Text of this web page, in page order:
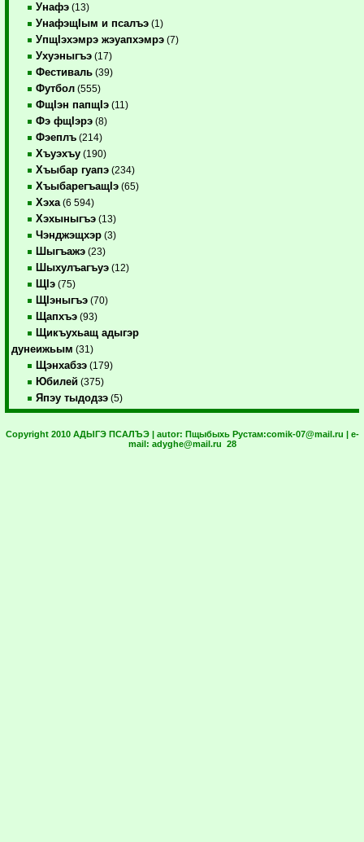
Унафэ (13)
УнафэщIым и псалъэ (1)
УпщIэхэмрэ жэуапхэмрэ (7)
Ухуэныгъэ (17)
Фестиваль (39)
Футбол (555)
ФщIэн папщIэ (11)
Фэ фщIэрэ (8)
Фэеплъ (214)
Хъуэхъу (190)
Хъыбар гуапэ (234)
ХъыбарегъащIэ (65)
Хэха (6 594)
Хэхыныгъэ (13)
Чэнджэщхэр (3)
Шыгъажэ (23)
Шыхулъагъуэ (12)
ЩIэ (75)
ЩIэныгъэ (70)
Щапхъэ (93)
Щикъухьащ адыгэр
дунеижьым (31)
Щэнхабзэ (179)
Юбилей (375)
Япэу тыдодзэ (5)
Copyright 2010 АДЫГЭ ПСАЛЪЭ | autor: Пщыбыхь Рустам:comik-07@mail.ru | e-
mail: adyghe@mail.ru 28